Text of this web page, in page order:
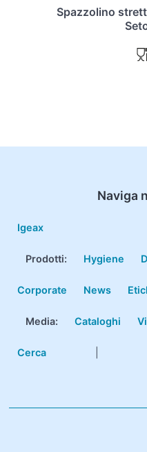
Spazzolino
Naviga
Igeax
Prodotti: Hygiene
Corporate News
Media: Cataloghi
Cerca